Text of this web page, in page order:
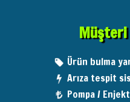
Ürün bulma
Arıza tespit
Pompa /